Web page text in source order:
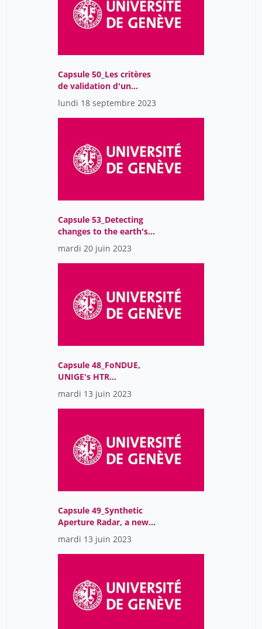
Capsule 50_Les critères
de validation d'un
modèle
lundi 18 septembre 2023
Capsule 53_Detecting
changes to the earth's
surface
mardi 20 juin 2023
Capsule 48_FoNDUE,
UNIGE's HTR
infrastructure
mardi 13 juin 2023
Capsule 49_Synthetic
Aperture Radar, a new
source of data
mardi 13 juin 2023